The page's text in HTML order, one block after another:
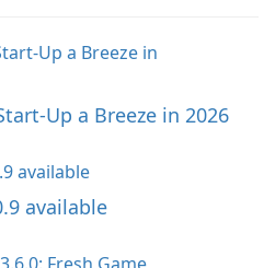
Up a Breeze in 2026
available